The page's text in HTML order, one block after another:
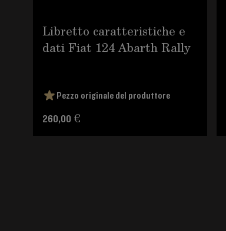
Libretto caratteristiche e
dati Fiat 124 Abarth Rally
Pezzo originale del produttore
260,00 €